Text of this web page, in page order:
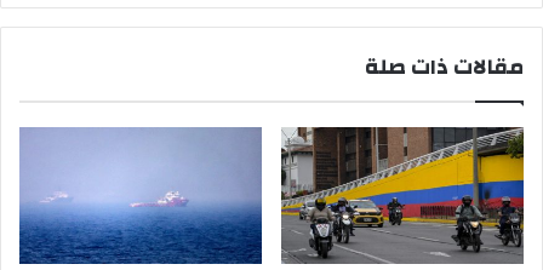
مقالات ذات صلة